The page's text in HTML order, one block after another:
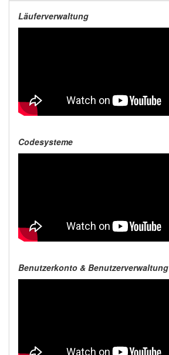
Läuferverwaltung
Codesysteme
Benutzerkonto & Benutzerverwaltung